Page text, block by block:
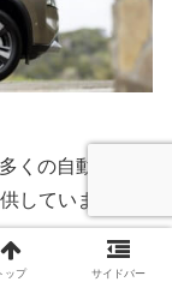
くの自動車メー
しています。
く、公式ウェブ
ップ サイドバー